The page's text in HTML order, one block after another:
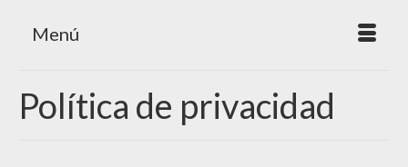
Menú
Política de privacidad